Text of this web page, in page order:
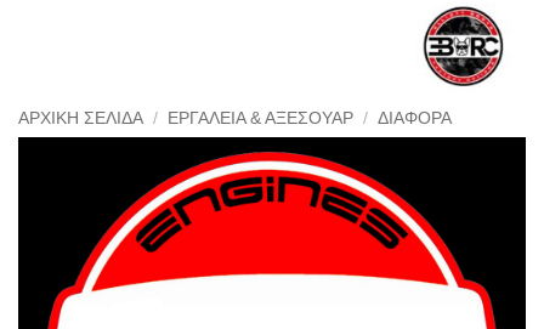
ΑΡΧΙΚΉ ΣΕΛΊΔΑ / ΕΡΓΑΛΕΊΑ & ΑΞΕΣΟΥΆΡ / ΔΙΆΦΟΡΑ